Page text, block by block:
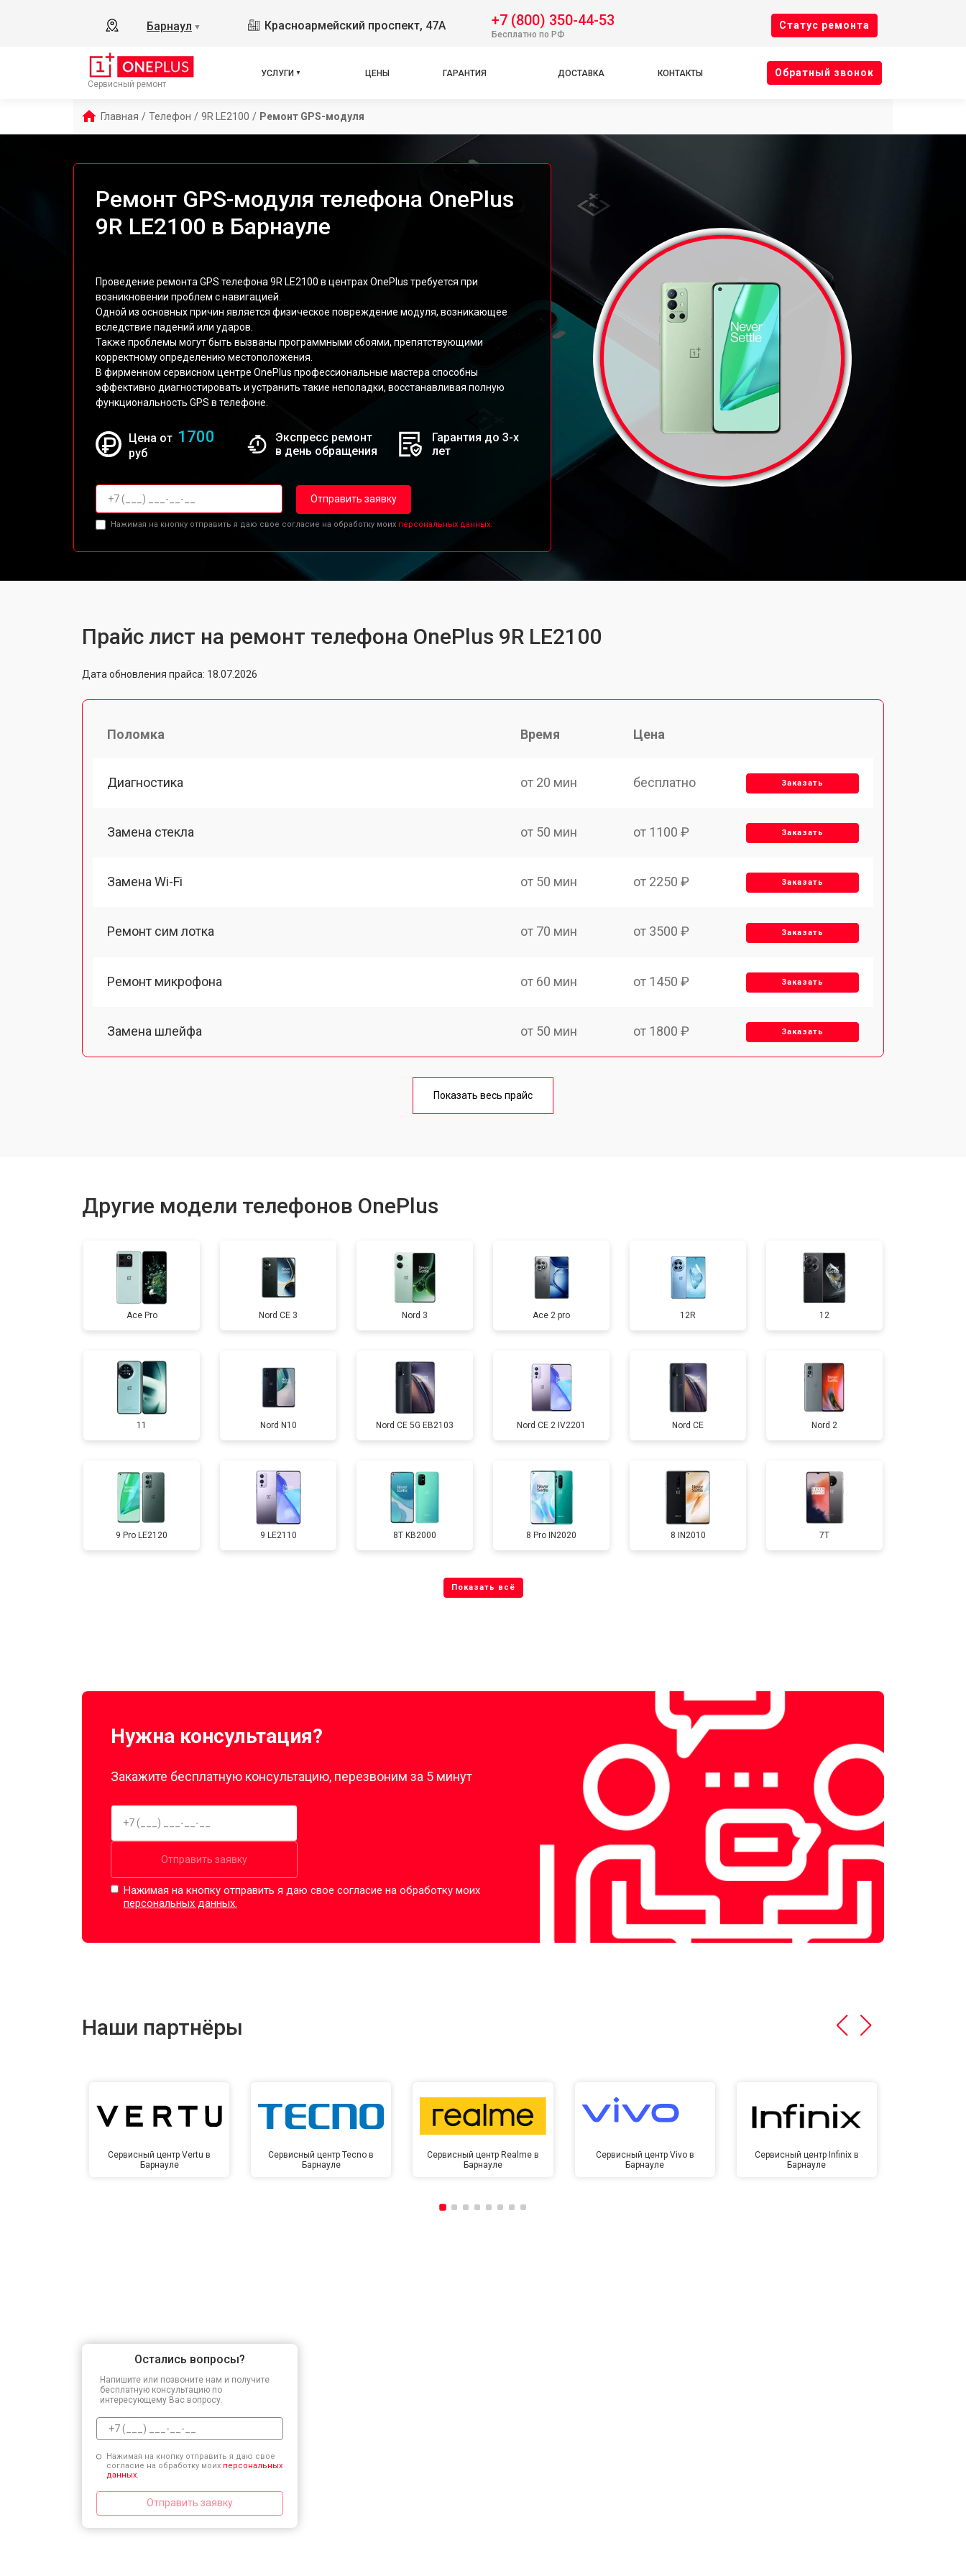
Барнаул ▼ Красноармейский проспект, 47А +7 (800) 350-44-53
Бесплатно по РФ
Cтатус ремонта
Сервисный ремонт
УСЛУГИ ЦЕНЫ ГАРАНТИЯ ДОСТАВКА КОНТАКТЫ Oбратный звонок
Главная / Телефон / 9R LE2100 / Ремонт GPS-модуля
Ремонт GPS-модуля телефона OnePlus
9R LE2100 в Барнауле
Проведение ремонта GPS телефона 9R LE2100 в центрах OnePlus требуется при
возникновении проблем с навигацией.
Одной из основных причин является физическое повреждение модуля, возникающее
вследствие падений или ударов.
Также проблемы могут быть вызваны программными сбоями, препятствующими
корректному определению местоположения.
В фирменном сервисном центре OnePlus профессиональные мастера способны
эффективно диагностировать и устранить такие неполадки, восстанавливая полную
функциональность GPS в телефоне.
Цена от 1700
руб
Экспресс ремонт
в день обращения
Гарантия до 3-х
лет
Отправить заявку
Нажимая на кнопку отправить я даю свое согласие на обработку моих персональных данных.
Прайс лист на ремонт телефона OnePlus 9R LE2100
Дата обновления прайса: 18.07.2026
Поломка Время Цена
Диагностика от 20 мин бесплатно Заказать
Замена стекла от 50 мин от 1100 ₽ Заказать
Замена Wi-Fi от 50 мин от 2250 ₽ Заказать
Ремонт сим лотка от 70 мин от 3500 ₽ Заказать
Ремонт микрофона от 60 мин от 1450 ₽ Заказать
Замена шлейфа от 50 мин от 1800 ₽ Заказать
от 70 мин
Замена дисплея (экрана) от 80 мин от 2700 ₽ Заказать
Замена аккумулятора от 40 мин от 950 ₽ Заказать
Замена кнопки включения от 70 мин от 1750 ₽ Заказать
Ремонт цепи питания от 60 мин от 3200 ₽ Заказать
Ремонт динамика от 60 мин от 1400 ₽ Заказать
Показать весь прайс
Другие модели телефонов OnePlus
Ace Pro Nord CE 3 Nord 3 Ace 2 pro 12R 12
11 Nord N10 Nord CE 5G EB2103 Nord CE 2 IV2201 Nord CE Nord 2
9 Pro LE2120 9 LE2110 8T KB2000 8 Pro IN2020 8 IN2010 7T
Нужна консультация?
Закажите бесплатную консультацию, перезвоним за 5 минут
Отправить заявку
Нажимая на кнопку отправить я даю свое согласие на обработку моих
персональных данных.
Наши партнёры
Сервисный центр Vertu в
Барнауле
Сервисный центр Tecno в
Барнауле
Сервисный центр Realme в
Барнауле
Сервисный центр Vivo в
Барнауле
Сервисный центр Infinix в
Барнауле
Остались вопросы?
Напишите или позвоните нам и получите
бесплатную консультацию по
интересующему Вас вопросу.
Нажимая на кнопку отправить я даю свое
согласие на обработку моих персональных
данных.
Отправить заявку